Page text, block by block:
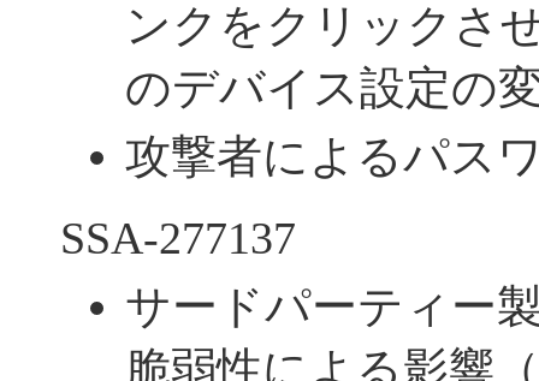
ンクをクリックさ
のデバイス設定の
攻撃者によるパス
SSA-277137
サードパーティー
脆弱性による影響